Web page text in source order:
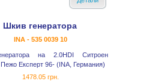
Шкив генератора
INA - 535 0039 10
на 2.0HDI Ситроен
Пежо Експерт 96- (INA, Германия)
1478.05 грн.